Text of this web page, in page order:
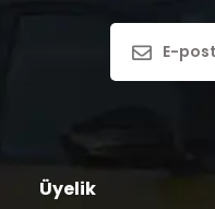
Üyelik